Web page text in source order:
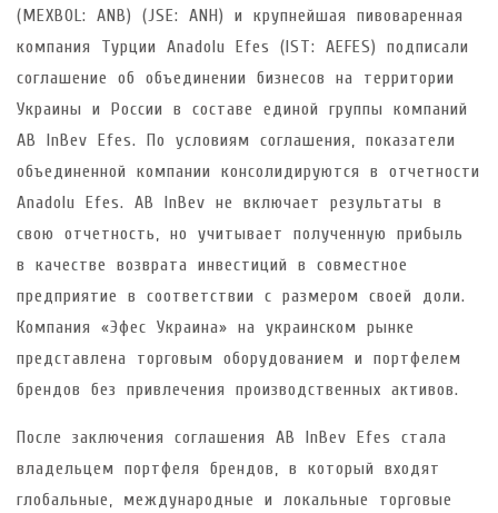
(MEXBOL: ANB) (JSE: ANH) и крупнейшая пивоваренная
компания Турции Anadolu Efes (IST: AEFES) подписали
соглашение об объединении бизнесов на территории
Украины и России в составе единой группы компаний
AB InBev Efes. По условиям соглашения, показатели
объединенной компании консолидируются в отчетности
Anadolu Efes. AB InBev не включает результаты в
свою отчетность, но учитывает полученную прибыль
в качестве возврата инвестиций в совместное
предприятие в соответствии с размером своей доли.
Компания «Эфес Украина» на украинском рынке
представлена торговым оборудованием и портфелем
брендов без привлечения производственных активов.
После заключения соглашения AB InBev Efes стала
владельцем портфеля брендов, в который входят
глобальные, международные и локальные торговые